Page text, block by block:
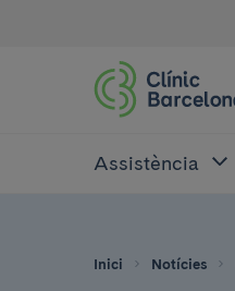
Assistència
Inici Notícies